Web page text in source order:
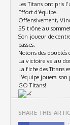
Les Titans ont pris
Effort d’équipe.
Offensivement,
55 trône au
Son joueur de
passes.
Notons des
La victoire va au
La fiche des Titans
L’équipe jouera
GO Titans!
SHARE THIS